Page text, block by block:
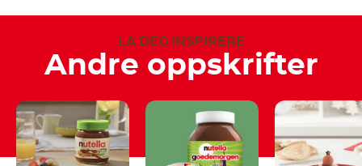
LA DEG INSPIRERE
Andre oppskrifter